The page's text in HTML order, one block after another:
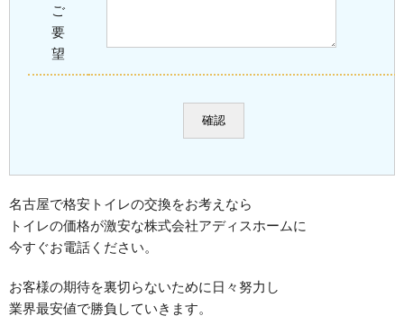
ご
要
望
名古屋で格安トイレの交換をお考えなら
トイレの価格が激安な株式会社アディスホームに
今すぐお電話ください。
お客様の期待を裏切らないために日々努力し
業界最安値で勝負していきます。